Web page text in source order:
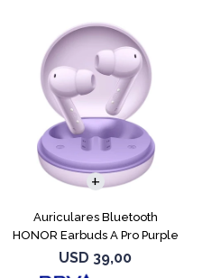
Auriculares Bluetooth
HONOR Earbuds A Pro Purple
USD 39,00